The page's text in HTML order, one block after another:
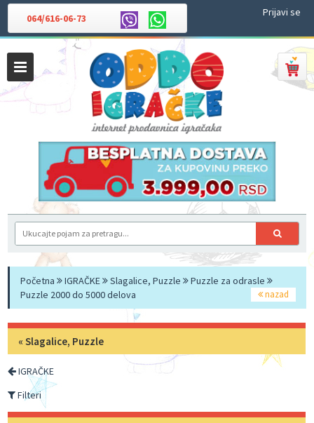
064/616-06-73 Prijavi se
Početna IGRAČKE Slagalice, Puzzle
Puzzle za odrasle
Puzzle 2000 do 5000 delova
nazad
«Slagalice, Puzzle
IGRAČKE
Filteri